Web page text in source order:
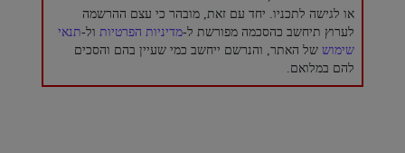
או לגישה לתכניו. יחד עם זאת, מובהר כי עצם ההרשמה
לערוץ תיחשב כהסכמה מפורשת ל-מדיניות הפרטיות ול-תנאי
שימוש של האתר, והנרשם ייחשב כמי שעיין בהם והסכים
להם במלואם.